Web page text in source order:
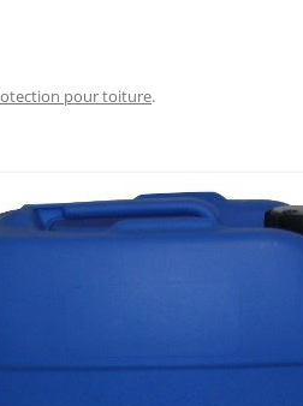
pour toiture.